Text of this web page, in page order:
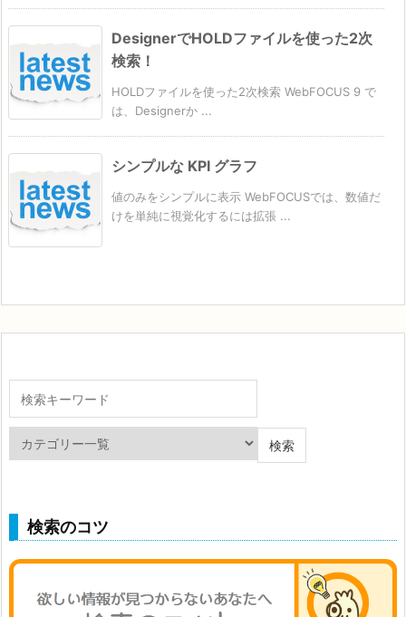
DesignerでHOLDファイルを使った2次
検索！
HOLDファイルを使った2次検索 WebFOCUS 9 で
は、Designerか ...
シンプルな KPI グラフ
値のみをシンプルに表示 WebFOCUSでは、数値だ
けを単純に視覚化するには拡張 ...
検索のコツ